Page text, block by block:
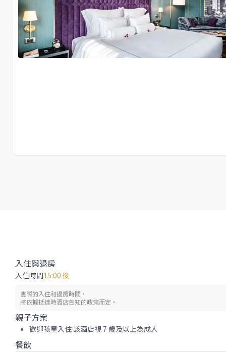
入住與退房
入住時間15:00 後
實際的入住和退房時間，
將依據抵達時酒店告知的政策而定。
親子方案
歡迎孩童入住 該酒店視 7 歲及以上為成人
餐飲